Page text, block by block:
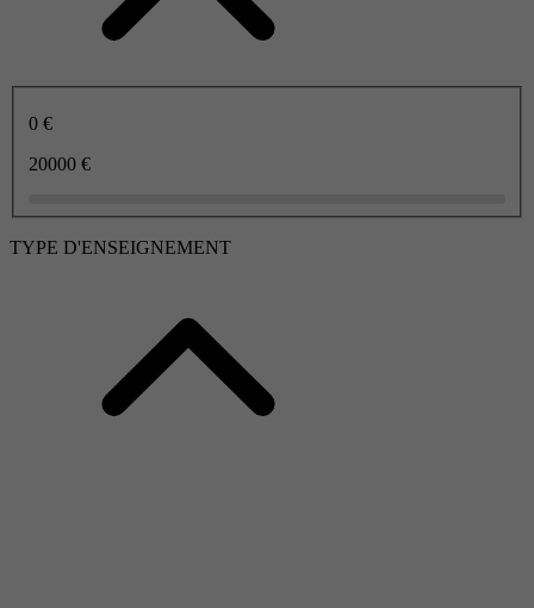
0 €
20000 €
TYPE D'ENSEIGNEMENT